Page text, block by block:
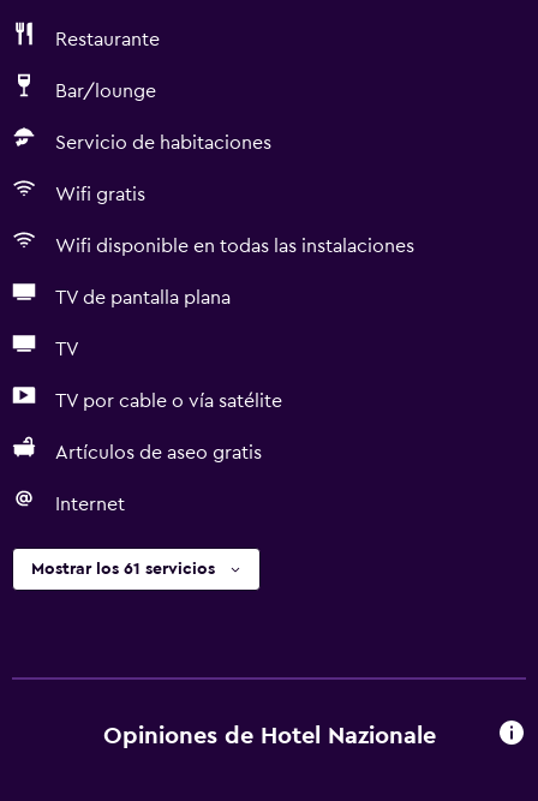
Restaurante
Bar/lounge
Servicio de habitaciones
Wifi gratis
Wifi disponible en todas las instalaciones
TV de pantalla plana
TV
TV por cable o vía satélite
Artículos de aseo gratis
Internet
Mostrar los 61 servicios
Opiniones de Hotel Nazionale